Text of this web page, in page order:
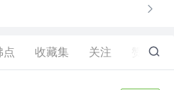
点 收藏集 关注 21